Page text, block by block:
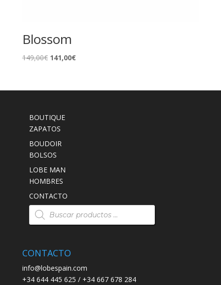
Blossom
149,00€ El
era:
141,00€El
es:
BOUTIQUE
ZAPATOS
BOUDOIR
BOLSOS
LOBE MAN
HOMBRES
CONTACTO
Búsqueda
de
productos
CONTACTO
info@lobespain.com
+34 644 445 625 / +34 667 678 284